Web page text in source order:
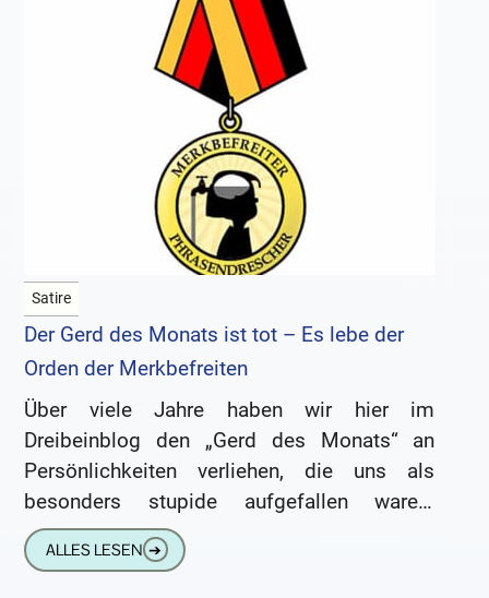
Satire
Der Gerd des Monats ist tot – Es lebe der
Orden der Merkbefreiten
Über viele Jahre haben wir hier im
Dreibeinblog den „Gerd des Monats“ an
Persönlichkeiten verliehen, die uns als
besonders stupide aufgefallen waren.
Inzwischen versinkt aber der
namensstiftende Ex-Kanzlerdarsteller
ALLES LESEN ➔